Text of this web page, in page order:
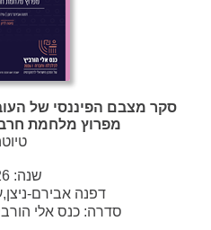
סקר מצבם הפיננסי של
מפרוץ מלחמת
שנה:
דפנה אבירם-
סדרה:כנס אלי